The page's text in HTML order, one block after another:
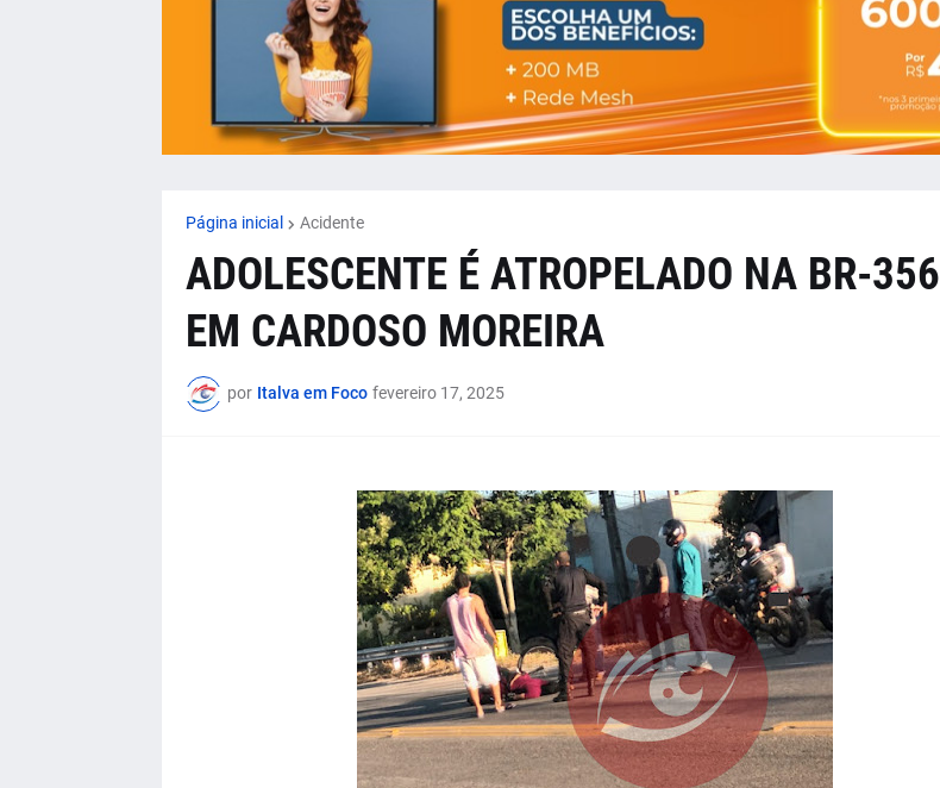
Página inicial Acidente
ADOLESCENTE É ATROPELADO NA BR-356
EM CARDOSO MOREIRA
por Italva em Foco fevereiro 17, 2025